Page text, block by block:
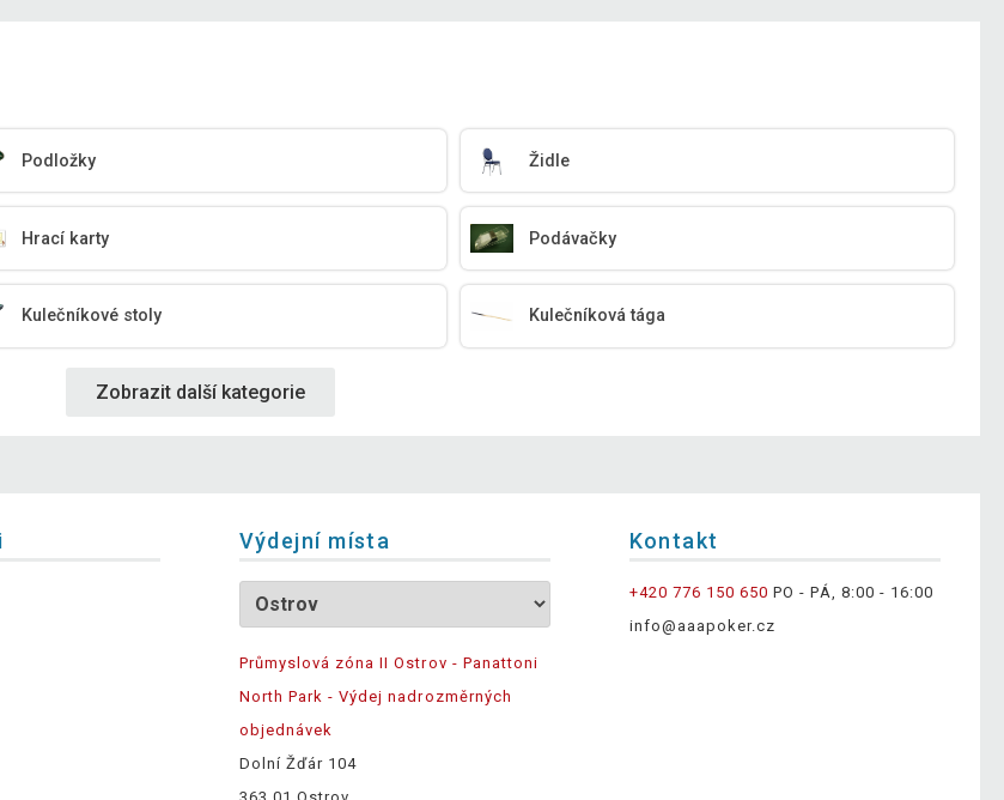
Podložky Židle
Hrací karty Podávačky
Kulečníkové stoly Kulečníková tága
Zobrazit další kategorie
Výdejní místa
Průmyslová zóna II Ostrov - Panattoni
North Park - Výdej nadrozměrných
objednávek
Dolní Žďár 104
Kontakt
+420 776 150 650 PO - PÁ, 8:00 - 16:00
info@aaapoker.cz